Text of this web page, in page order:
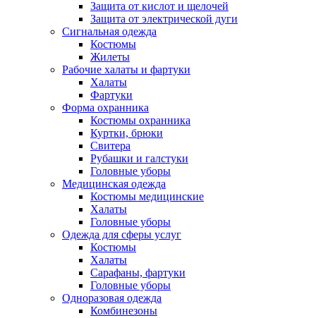
Защита от кислот и щелочей
Защита от электрической дуги
Сигнальная одежда
Костюмы
Жилеты
Рабочие халаты и фартуки
Халаты
Фартуки
Форма охранника
Костюмы охранника
Куртки, брюки
Свитера
Рубашки и галстуки
Головные уборы
Медицинская одежда
Костюмы медицинские
Халаты
Головные уборы
Одежда для сферы услуг
Костюмы
Халаты
Сарафаны, фартуки
Головные уборы
Одноразовая одежда
Комбинезоны